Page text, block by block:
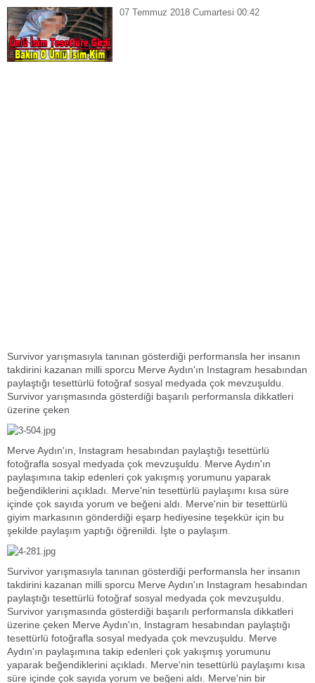
07 Temmuz 2018 Cumartesi 00:42
Survivor yarışmasıyla tanınan gösterdiği performansla her insanın
takdirini kazanan milli sporcu Merve Aydın'ın Instagram hesabından
paylaştığı tesettürlü fotoğraf sosyal medyada çok mevzuşuldu.
Survivor yarışmasında gösterdiği başarılı performansla dikkatleri
üzerine çeken
Merve Aydın'ın, Instagram hesabından paylaştığı tesettürlü
fotoğrafla sosyal medyada çok mevzuşuldu. Merve Aydın'ın
paylaşımına takip edenleri çok yakışmış yorumunu yaparak
beğendiklerini açıkladı. Merve'nin tesettürlü paylaşımı kısa süre
içinde çok sayıda yorum ve beğeni aldı. Merve'nin bir tesettürlü
giyim markasının gönderdiği eşarp hediyesine teşekkür için bu
şekilde paylaşım yaptığı öğrenildi. İşte o paylaşım.
Survivor yarışmasıyla tanınan gösterdiği performansla her insanın
takdirini kazanan milli sporcu Merve Aydın'ın Instagram hesabından
paylaştığı tesettürlü fotoğraf sosyal medyada çok mevzuşuldu.
Survivor yarışmasında gösterdiği başarılı performansla dikkatleri
üzerine çeken Merve Aydın'ın, Instagram hesabından paylaştığı
tesettürlü fotoğrafla sosyal medyada çok mevzuşuldu. Merve
Aydın'ın paylaşımına takip edenleri çok yakışmış yorumunu
yaparak beğendiklerini açıkladı. Merve'nin tesettürlü paylaşımı kısa
süre içinde çok sayıda yorum ve beğeni aldı. Merve'nin bir